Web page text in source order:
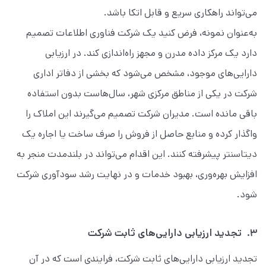
می‌تواند راهکاری سریع و قابل اتکا باشد.
به‌عنوان نمونه، فرض کنید یک شرکت فناوری اطلاعات تصمیم
دارد یک مرکز داده مدرن و مجهز راه‌اندازی کند. در ارزیابی
دارایی‌های موجود، مشخص می‌شود که بخشی از دفاتر اداری
شرکت در یکی از مناطق مرکزی شهر، سال‌هاست بدون استفاده
باقی مانده است. مدیران شرکت تصمیم می‌گیرند این املاک را
واگذار کرده و منابع حاصل از فروش را صرف ساخت یا اجاره یک
دیتاسنتر پیشرفته کنند. این اقدام می‌تواند در بلندمدت منجر به
افزایش بهره‌وری، بهبود خدمات و در نهایت رشد سودآوری شرکت
شود.
۳. تجدید ارزیابی دارایی‌های ثابت شرکت
تجدید ارزیابی دارایی‌های ثابت شرکت، فرایندی است که در آن